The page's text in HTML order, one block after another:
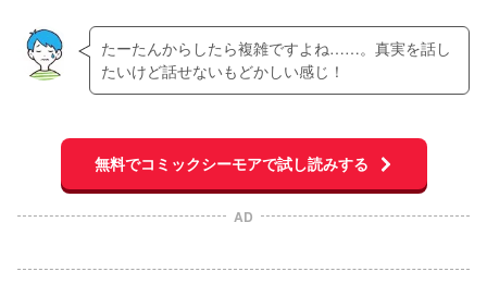
たーたんからしたら複雑ですよね……。真実を話し
たいけど話せないもどかしい感じ！
無料でコミックシーモアで試し読みする
AD